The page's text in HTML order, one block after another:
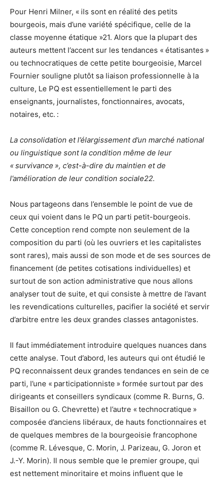
Pour Henri Milner, « ils sont en réalité des petits
bourgeois, mais d’une variété spécifique, celle de la
classe moyenne étatique »21. Alors que la plupart des
auteurs mettent l’accent sur les tendances « étatisantes »
ou technocratiques de cette petite bourgeoisie, Marcel
Fournier souligne plutôt sa liaison professionnelle à la
culture, Le PQ est essentiellement le parti des
enseignants, journalistes, fonctionnaires, avocats,
notaires, etc. :
La consolidation et l’élargissement d’un marché national
ou linguistique sont la condition même de leur
« survivance », c’est-à-dire du maintien et de
l’amélioration de leur condition sociale22.
Nous partageons dans l’ensemble le point de vue de
ceux qui voient dans le PQ un parti petit-bourgeois.
Cette conception rend compte non seulement de la
composition du parti (où les ouvriers et les capitalistes
sont rares), mais aussi de son mode et de ses sources de
financement (de petites cotisations individuelles) et
surtout de son action administrative que nous allons
analyser tout de suite, et qui consiste à mettre de l’avant
les revendications culturelles, pacifier la société et servir
d’arbitre entre les deux grandes classes antagonistes.
Il faut immédiatement introduire quelques nuances dans
cette analyse. Tout d’abord, les auteurs qui ont étudié le
PQ reconnaissent deux grandes tendances en sein de ce
parti, l’une « participationniste » formée surtout par des
dirigeants et conseillers syndicaux (comme R. Burns, G.
Bisaillon ou G. Chevrette) et l’autre « technocratique »
composée d’anciens libéraux, de hauts fonctionnaires et
de quelques membres de la bourgeoisie francophone
(comme R. Lévesque, C. Morin, J. Parizeau, G. Joron et
J.-Y. Morin). Il nous semble que le premier groupe, qui
est nettement minoritaire et moins influent que le